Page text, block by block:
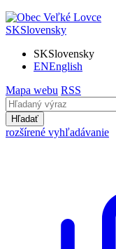
SKSlovensky
SKSlovensky
ENEnglish
Mapa webu RSS
Hľadať
rozšírené vyhľadávanie